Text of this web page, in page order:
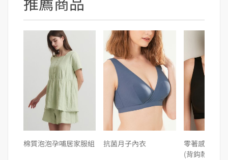
棉質泡泡孕哺居家服組 抗菌月子內衣
零著感無痕
(背鈎款)